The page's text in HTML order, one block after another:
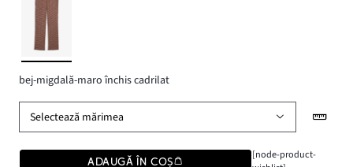
bej-migdală-maro închis cadrilat
Selectează mărimea
ADAUGĂ ÎN COȘ
[node-product-